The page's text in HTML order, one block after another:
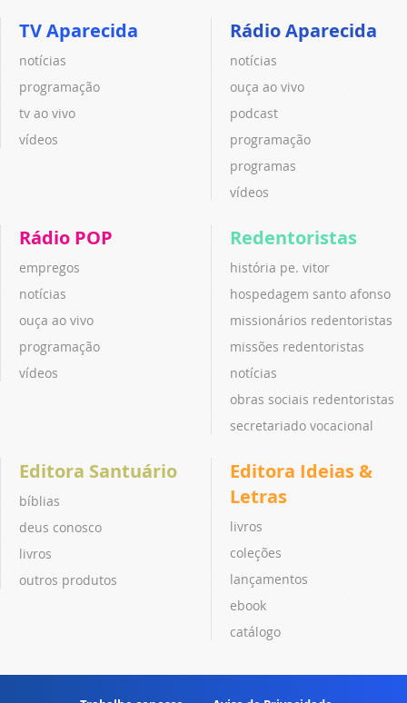
TV Aparecida
notícias
programação
tv ao vivo
vídeos
Rádio Aparecida
notícias
ouça ao vivo
podcast
programação
programas
vídeos
Rádio POP
empregos
notícias
ouça ao vivo
programação
vídeos
Redentoristas
história pe. vitor
hospedagem santo afonso
missionários redentoristas
missões redentoristas
notícias
obras sociais redentoristas
secretariado vocacional
Editora Santuário
bíblias
deus conosco
livros
outros produtos
Editora Ideias &
Letras
livros
coleções
lançamentos
ebook
catálogo